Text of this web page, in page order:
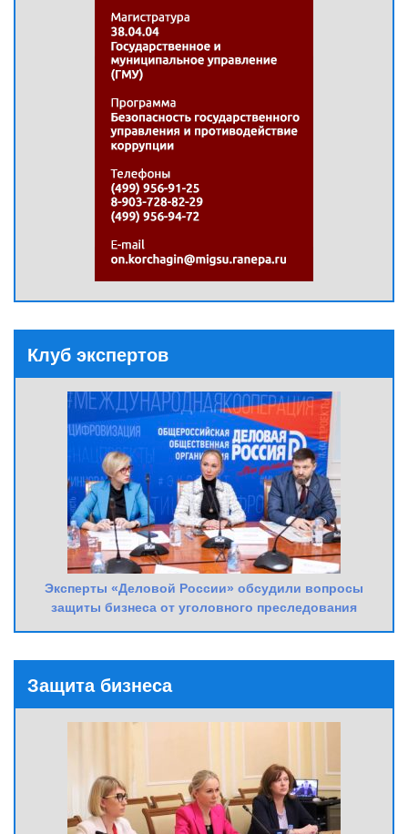
Клуб экспертов
Эксперты «Деловой России» обсудили вопросы
защиты бизнеса от уголовного преследования
Защита бизнеса